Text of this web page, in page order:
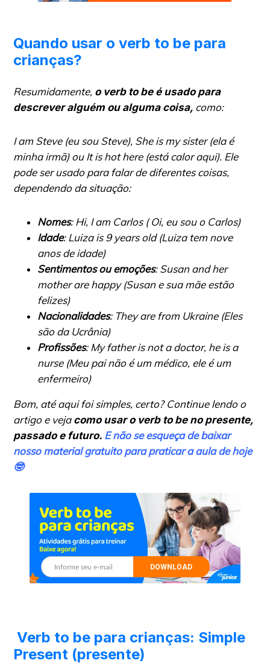
Quando usar o verb to be para
crianças?
Resumidamente, o verb to beé usado para
descrever alguém ou alguma coisa, como:
I am Steve(eu sou Steve), She is my sister(ela é
minha irmã) ouIt is hot here(está calor aqui). Ele
pode ser usado para falar de diferentes coisas,
dependendo da situação:
Nomes:Hi, I am Carlos( Oi, eu sou o Carlos)
Idade:Luiza is 9 years old(Luiza tem nove
anos de idade)
Sentimentos ou emoções:Susan and her
mother are happy(Susan e sua mãe estão
felizes)
Nacionalidades: They are from Ukraine(Eles
são da Ucrânia)
Profissões:My father is not a doctor, he is a
nurse(Meu pai não é um médico, ele é um
enfermeiro)
Bom, até aqui foi simples, certo? Continue lendo o
artigo e veja como usar o verb to be no presente,
passado e futuro. E não se esqueça de baixar
nosso material gratuito para praticar a aula de hoje
🤓
DOWNLOAD
Verb to be para crianças: Simple
Present (presente)